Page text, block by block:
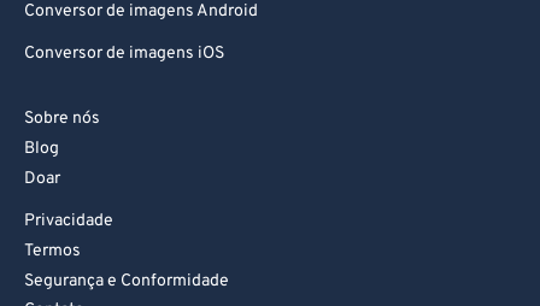
Conversor de imagens Android
Conversor de imagens iOS
Sobre nós
Blog
Doar
Privacidade
Termos
Segurança e Conformidade